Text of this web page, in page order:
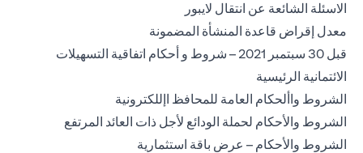
الاسئلة الشائعة عن انتقال لايبور
معدل إقراض قاعدة المنشأة المضمونة
قبل 30 سبتمبر 2021 – شروط و أحكام اتفاقية التسهيلات
الائتمانية الرئيسية
الشروط واألحكام العامة للمحافظ اإللكترونية
الشروط والأحكام لحملة الودائع لأجل ذات العائد المرتفع
الشروط والأحكام – عرض باقة استثمارية